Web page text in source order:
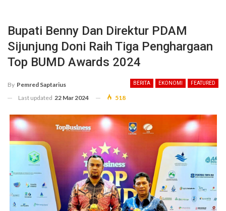
Bupati Benny Dan Direktur PDAM
Sijunjung Doni Raih Tiga Penghargaan
Top BUMD Awards 2024
BERITA EKONOMI FEATURED
By Pemred Saptarius
Last updated 22 Mar 2024 518